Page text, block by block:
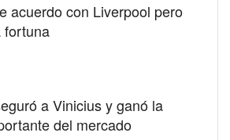
acuerdo con Liverpool pero
fortuna
a Vinicius y ganó la
del mercado